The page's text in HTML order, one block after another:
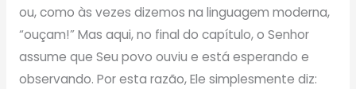
ou, como às vezes dizemos na linguagem moderna,
“ouçam!” Mas aqui, no final do capítulo, o Senhor
assume que Seu povo ouviu e está esperando e
observando. Por esta razão, Ele simplesmente diz: